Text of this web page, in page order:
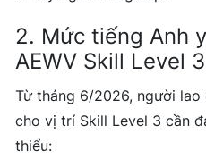
2. Mức tiếng Anh
AEWV Skill Level 3
Từ tháng 6/2026, người lao
cho vị trí Skill Level 3 cần
thiểu: